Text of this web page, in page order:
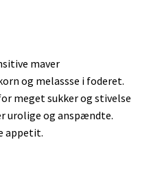
maver
og melassse i foderet.
meget sukker og stivelse
urolige og anspændte.
appetit.